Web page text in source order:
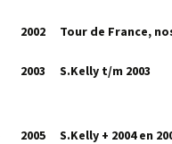
2002 Tour de France,
2003 S.Kelly t/m 2003
2005 S.Kelly + 2004 en